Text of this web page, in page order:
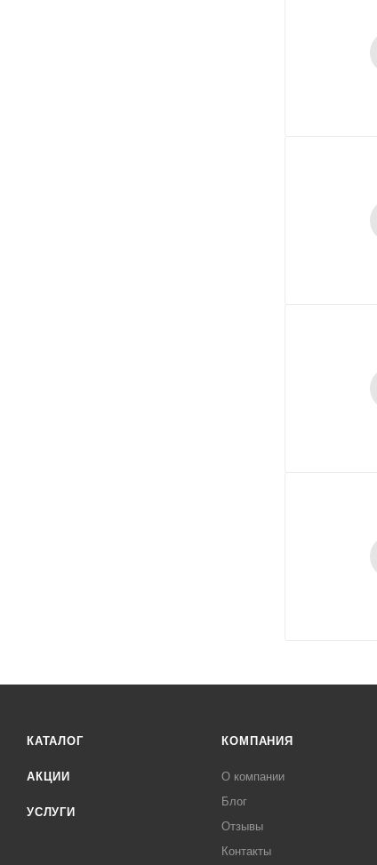
КАТАЛОГ
АКЦИИ
УСЛУГИ
КОМПАНИЯ
О компании
Блог
Отзывы
Контакты